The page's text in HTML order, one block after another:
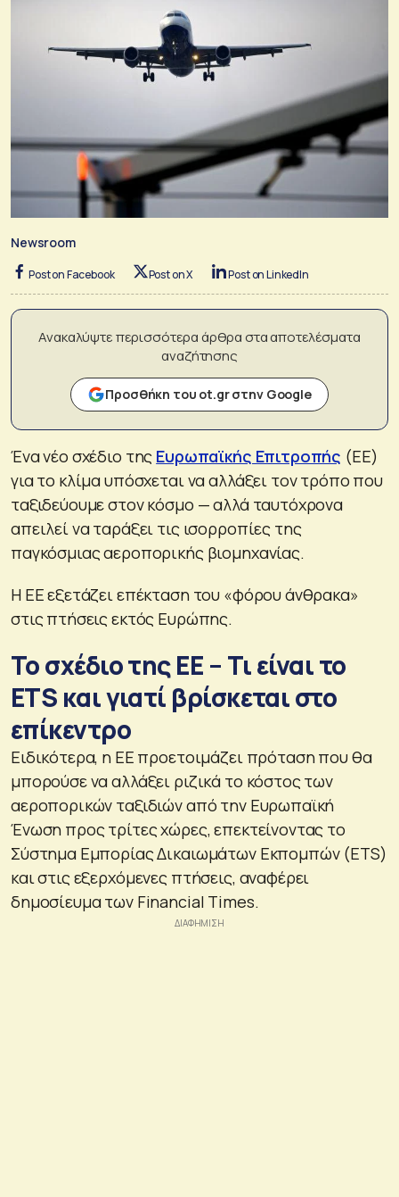
Newsroom
Post on Facebook Post on X Post on LinkedIn
Ανακαλύψτε περισσότερα άρθρα στα αποτελέσματα
αναζήτησης
Προσθήκη του ot.gr στην Google
Ένα νέο σχέδιο της Ευρωπαϊκής Επιτροπής (ΕΕ)
για το κλίμα υπόσχεται να αλλάξει τον τρόπο που
ταξιδεύουμε στον κόσμο — αλλά ταυτόχρονα
απειλεί να ταράξει τις ισορροπίες της
παγκόσμιας αεροπορικής βιομηχανίας.
Η ΕΕ εξετάζει επέκταση του «φόρου άνθρακα»
στις πτήσεις εκτός Ευρώπης.
Το σχέδιο της ΕΕ – Τι είναι το
ETS και γιατί βρίσκεται στο
επίκεντρο
Ειδικότερα, η ΕΕ προετοιμάζει πρόταση που θα
μπορούσε να αλλάξει ριζικά το κόστος των
αεροπορικών ταξιδιών από την Ευρωπαϊκή
Ένωση προς τρίτες χώρες, επεκτείνοντας το
Σύστημα Εμπορίας Δικαιωμάτων Εκπομπών (ETS)
και στις εξερχόμενες πτήσεις, αναφέρει
δημοσίευμα των Financial Times.